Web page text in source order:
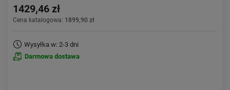
1429,46 zł
Cena katalogowa: 1899,90 zł
Wysyłka w: 2-3 dni
Darmowa dostawa